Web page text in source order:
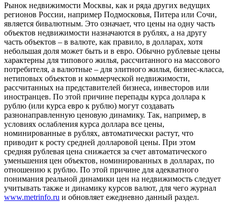
Рынок недвижимости Москвы, как и ряда других ведущих
регионов России, например Подмосковья, Питера или Сочи,
является бивалютным. Это означает, что цены на одну часть
объектов недвижимости назначаются в рублях, а на другу
часть объектов – в валюте, как правило, в долларах, хотя
небольшая доля может быть и в евро. Обычно рублевые цены
характерны для типового жилья, рассчитанного на массового
потребителя, а валютные – для элитного жилья, бизнес-класса,
нетиповых объектов и коммерческой недвижимости,
рассчитанных на представителей бизнеса, инвесторов или
иностранцев. По этой причине перепады курса доллара к
рублю (или курса евро к рублю) могут создавать
разнонаправленную ценовую динамику. Так, например, в
условиях ослабления курса доллара все цены,
номинированные в рублях, автоматически растут, что
приводит к росту средней долларовой цены. При этом
средняя рублевая цена снижается за счет автоматического
уменьшения цен объектов, номинированных в долларах, по
отношению к рублю. По этой причине для адекватного
понимания реальной динамики цен на недвижимость следует
учитывать также и динамику курсов валют, для чего журнал
www.metrinfo.ru и обновляет ежедневно данный раздел.